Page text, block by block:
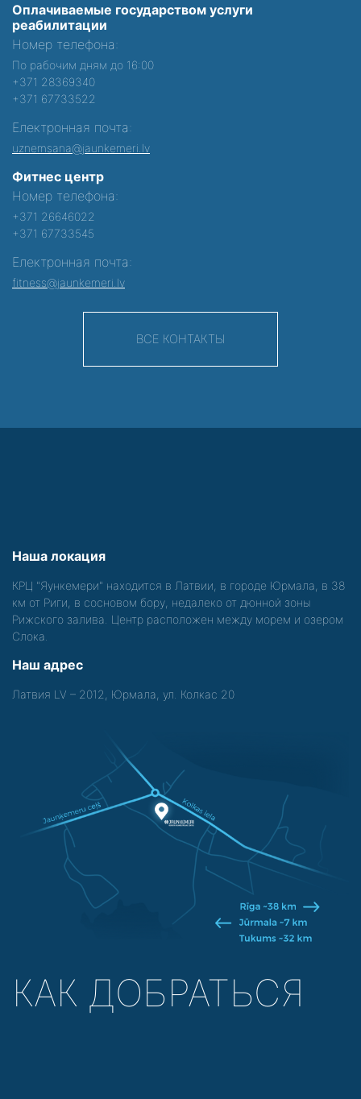
Оплачиваемые государством услуги
реабилитации
Номер телефона:
По рабочим дням до 16:00
+371 28369340
+371 67733522
Електронная почта:
uznemsana@jaunkemeri.lv
Фитнес центр
Номер телефона:
+371 26646022
+371 67733545
Електронная почта:
fitness@jaunkemeri.lv
ВСЕ КОНТАКТЫ
Наша локация
КРЦ "Яункемери" находится в Латвии, в городе Юрмала, в 38
км от Риги, в сосновом бору, недалеко от дюнной зоны
Рижского залива. Центр расположен между морем и озером
Слока.
Наш адрес
Латвия LV – 2012, Юрмала, ул. Колкас 20
КАК ДОБРАТЬСЯ